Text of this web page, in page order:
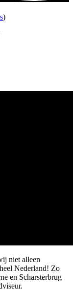
)
niet alleen
Nederland! Zo
en Scharsterbrug